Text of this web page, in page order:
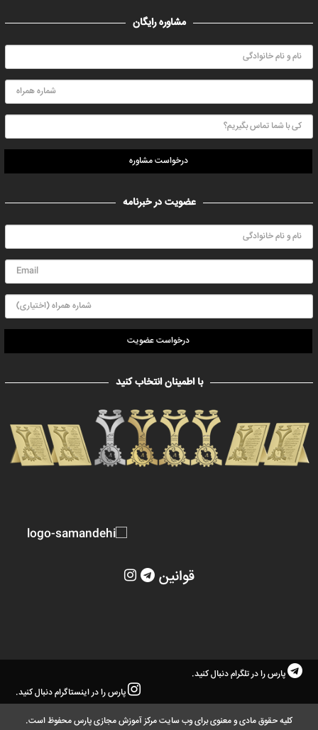
مشاوره رایگان
درخواست مشاوره
عضویت در خبرنامه
درخواست عضویت
با اطمینان انتخاب کنید
قوانین
پارس را در تلگرام دنبال کنید.
پارس را در اینستاگرام دنبال کنید.
کلیه حقوق مادی و معنوی برای وب سایت مرکز آموزش مجازی پارس محفوظ است.